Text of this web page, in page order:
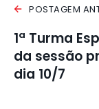
POSTAGEM
1ª Turma
da sessão
dia 10/7